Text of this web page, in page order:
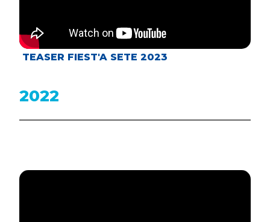
TEASER FIEST'A SETE 2023
2022